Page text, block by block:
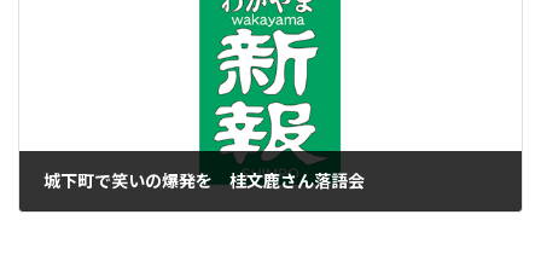
城下町で笑いの爆発を 桂文鹿さん落語会